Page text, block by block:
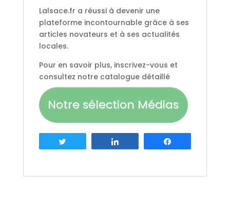
Lalsace.fr a réussi à devenir une
plateforme incontournable grâce à ses
articles novateurs et à ses actualités
locales.
Pour en savoir plus, inscrivez-vous et
consultez notre catalogue détaillé
Notre sélection Médias